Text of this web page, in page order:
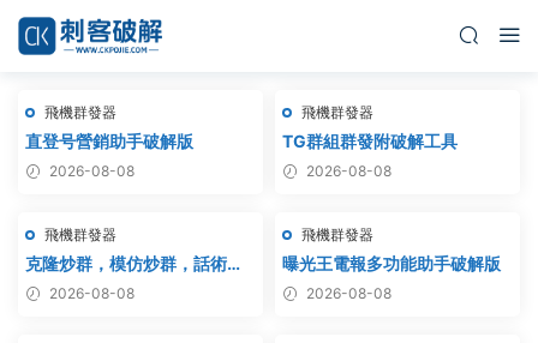
飛機群發器
直登号營銷助手破解版
2026-08-08
飛機群發器
TG群組群發附破解工具
2026-08-08
飛機群發器
克隆炒群，模仿炒群，話術炒
群，跟發炒群，自動炒群 破解
2026-08-08
飛機群發器
曝光王電報多功能助手破解版
2026-08-08